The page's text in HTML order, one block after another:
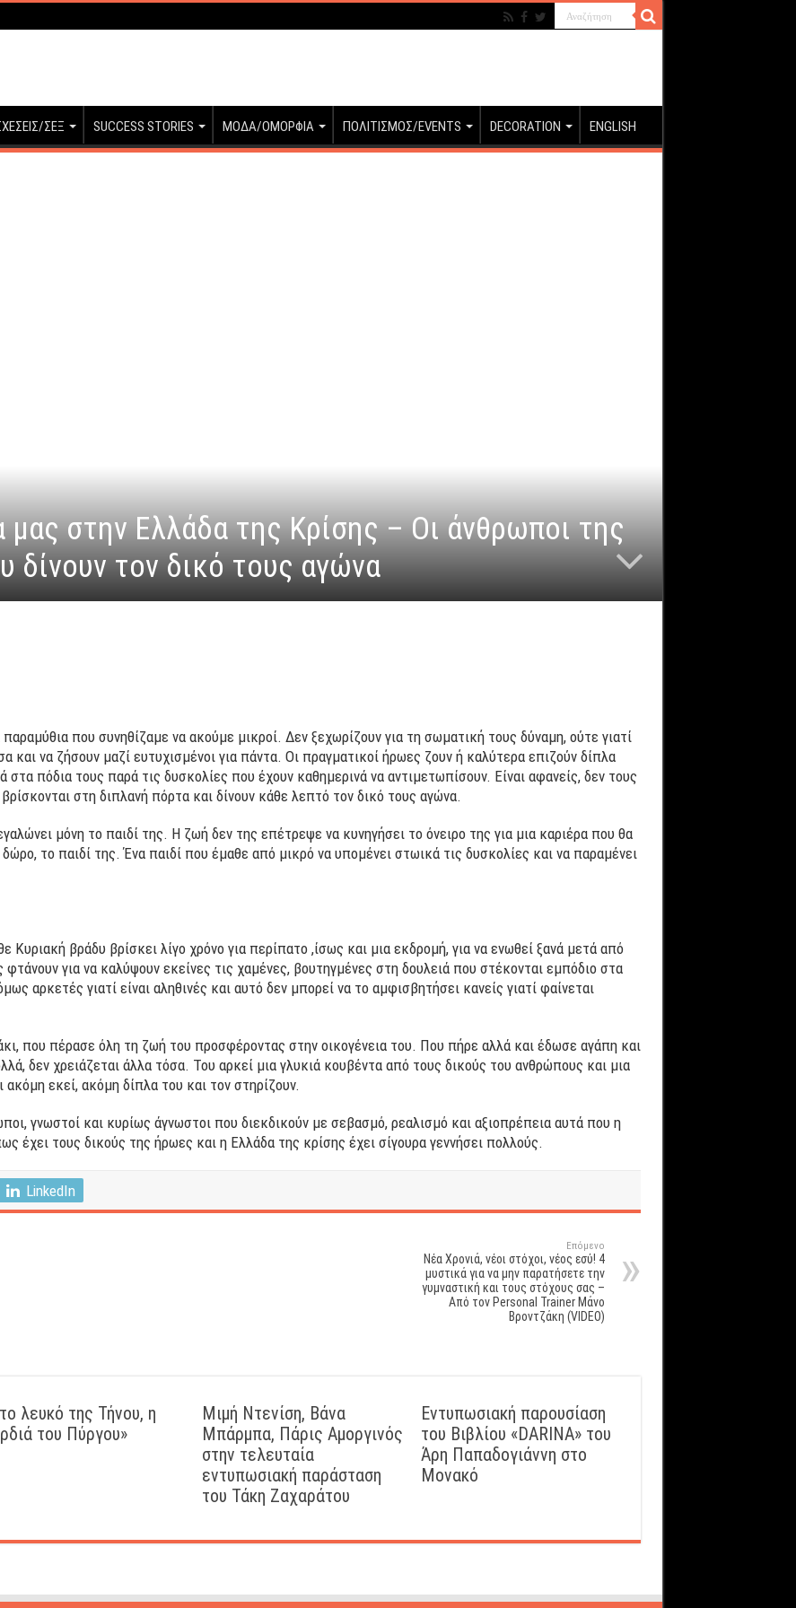
ΣΕΞ SUCCESS STORIES ΜΟΔΑ/ΟΜΟΡΦΙΑ ΠΟΛΙΤΙΣΜΟΣ/EVENTS DECORATION ENGLISH
στην Ελλάδα της Κρίσης – Οι άνθρωποι της
δίνουν τον δικό τους αγώνα
που συνηθίζαμε να ακούμε μικροί. Δεν ξεχωρίζουν για τη σωματική τους δύναμη, ούτε γιατί
και να ζήσουν μαζί ευτυχισμένοι για πάντα. Οι πραγματικοί ήρωες ζουν ή καλύτερα επιζούν δίπλα
στα πόδια τους παρά τις δυσκολίες που έχουν καθημερινά να αντιμετωπίσουν. Είναι αφανείς, δεν τους
στη διπλανή πόρτα και δίνουν κάθε λεπτό τον δικό τους αγώνα.
μόνη το παιδί της. Η ζωή δεν της επέτρεψε να κυνηγήσει το όνειρο της για μια καριέρα που θα
το παιδί της. Ένα παιδί που έμαθε από μικρό να υπομένει στωικά τις δυσκολίες και να παραμένει
Κυριακή βράδυ βρίσκει λίγο χρόνο για περίπατο ,ίσως και μια εκδρομή, για να ενωθεί ξανά μετά από
για να καλύψουν εκείνες τις χαμένες, βουτηγμένες στη δουλειά που στέκονται εμπόδιο στα
αρκετές γιατί είναι αληθινές και αυτό δεν μπορεί να το αμφισβητήσει κανείς γιατί φαίνεται
που πέρασε όλη τη ζωή του προσφέροντας στην οικογένεια του. Που πήρε αλλά και έδωσε αγάπη και
δεν χρειάζεται άλλα τόσα. Του αρκεί μια γλυκιά κουβέντα από τους δικούς του ανθρώπους και μια
ακόμη εκεί, ακόμη δίπλα του και τον στηρίζουν.
γνωστοί και κυρίως άγνωστοι που διεκδικούν με σεβασμό, ρεαλισμό και αξιοπρέπεια αυτά που η
έχει τους δικούς της ήρωες και η Ελλάδα της κρίσης έχει σίγουρα γεννήσει πολλούς.
LinkedIn
Επόμενο
Νέα Χρονιά, νέοι στόχοι, νέος εσύ! 4
μυστικά για να μην παρατήσετε την
γυμναστική και τους στόχους σας –
Από τον Personal Trainer Μάνο
Βροντζάκη (VIDEO)
λευκό της Τήνου, η
του Πύργου»
Μιμή Ντενίση, Βάνα
Μπάρμπα, Πάρις Αμοργινός
στην τελευταία
εντυπωσιακή παράσταση
του Τάκη Ζαχαράτου
Εντυπωσιακή παρουσίαση
του Βιβλίου «DARINA» του
Άρη Παπαδογιάννη στο
Μονακό